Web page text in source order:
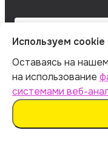
Используем
Оставаясь на
на использование
системами веб-